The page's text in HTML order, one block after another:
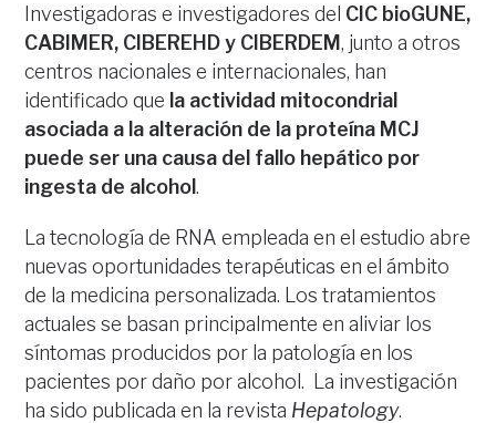
Investigadoras e investigadores del CIC bioGUNE,
CABIMER, CIBEREHD y CIBERDEM, junto a otros
centros nacionales e internacionales, han
identificado que la actividad mitocondrial
asociada a la alteración de la proteína MCJ
puede ser una causa del fallo hepático por
ingesta de alcohol.
La tecnología de RNA empleada en el estudio abre
nuevas oportunidades terapéuticas en el ámbito
de la medicina personalizada. Los tratamientos
actuales se basan principalmente en aliviar los
síntomas producidos por la patología en los
pacientes por daño por alcohol. La investigación
ha sido publicada en la revista Hepatology.